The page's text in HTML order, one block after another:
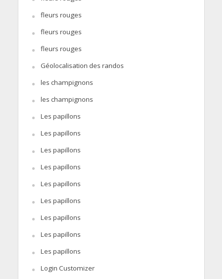
fleurs rouges
fleurs rouges
fleurs rouges
Géolocalisation des randos
les champignons
les champignons
Les papillons
Les papillons
Les papillons
Les papillons
Les papillons
Les papillons
Les papillons
Les papillons
Les papillons
Login Customizer